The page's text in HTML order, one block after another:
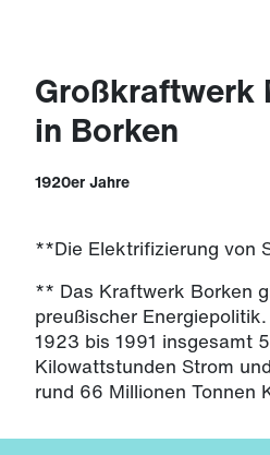
Großkraftwerk
in Borken
1920er Jahre
**Die Elektrifizierung von
** Das Kraftwerk Borken
preußischer
1923 bis 1991 insgesamt
Kilowattstunden Strom
rund 66 Millionen Tonnen